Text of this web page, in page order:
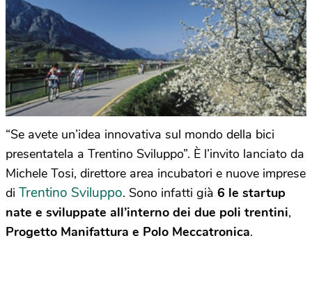
“Se avete un’idea innovativa sul mondo della bici
presentatela a Trentino Sviluppo”. È l’invito lanciato da
Michele Tosi, direttore area incubatori e nuove imprese
di Trentino Sviluppo. Sono infatti già 6 le startup
nate e sviluppate all’interno dei due poli trentini,
Progetto Manifattura e Polo Meccatronica.